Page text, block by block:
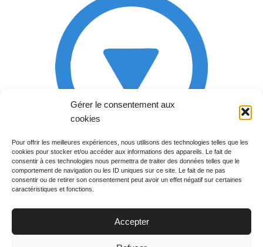
Gérer le consentement aux
cookies
Pour offrir les meilleures expériences, nous utilisons des technologies telles que les
cookies pour stocker et/ou accéder aux informations des appareils. Le fait de
consentir à ces technologies nous permettra de traiter des données telles que le
comportement de navigation ou les ID uniques sur ce site. Le fait de ne pas
consentir ou de retirer son consentement peut avoir un effet négatif sur certaines
caractéristiques et fonctions.
Accepter
Rechercher votre
programme
Votre soirée :